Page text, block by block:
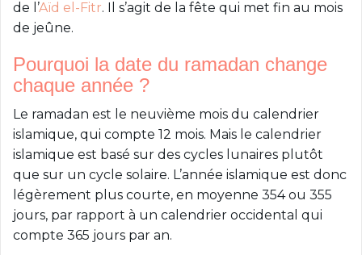
de l’Aïd el-Fitr. Il s’agit de la fête qui met fin au mois
de jeûne.
Pourquoi la date du ramadan change
chaque année ?
Le ramadan est le neuvième mois du calendrier
islamique, qui compte 12 mois. Mais le calendrier
islamique est basé sur des cycles lunaires plutôt
que sur un cycle solaire. L’année islamique est donc
légèrement plus courte, en moyenne 354 ou 355
jours, par rapport à un calendrier occidental qui
compte 365 jours par an.